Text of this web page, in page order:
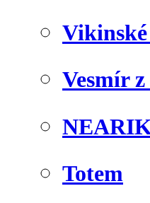
Vesmír
Totem